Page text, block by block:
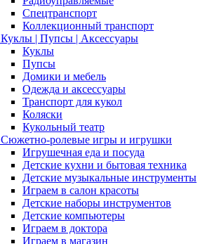
Спецтранспорт
Коллекционный транспорт
Куклы | Пупсы | Аксессуары
Куклы
Пупсы
Домики и мебель
Одежда и аксессуары
Транспорт для кукол
Коляски
Кукольный театр
Сюжетно-ролевые игры и игрушки
Игрушечная еда и посуда
Детские кухни и бытовая техника
Детские музыкальные инструменты
Играем в салон красоты
Детские наборы инструментов
Детские компьютеры
Играем в доктора
Играем в магазин